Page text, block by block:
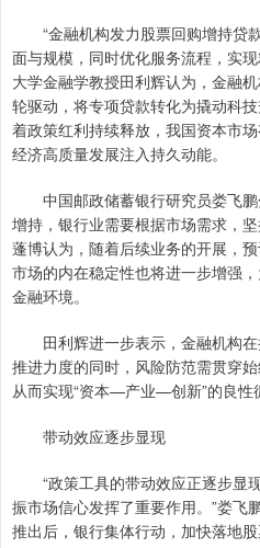
“金融机构发力股票回购增持贷
面与规模，同时优化服务流程，实
大学金融学教授田利辉认为，金融
轮驱动，将专项贷款转化为撬动科
着政策红利持续释放，我国资本市场
经济高质量发展注入持久动能。
中国邮政储蓄银行研究员娄飞鹏
增持，银行业需要根据市场需求，
蓬博认为，随着后续业务的开展，
市场的内在稳定性也将进一步增强
金融环境。
田利辉进一步表示，金融机构在
推进力度的同时，风险防范需贯穿始
从而实现“资本—产业—创新”的良性
带动效应逐步显现
“政策工具的带动效应正逐步显
振市场信心发挥了重要作用。”娄飞
推出后，银行集体行动，加快落地